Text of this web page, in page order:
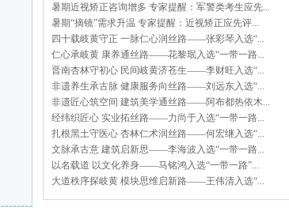
暑期近视矫正咨询增多 专家提醒：军警类考生应先...
暑期“摘镜”需求升温 专家提醒：近视矫正应先评...
四十载岐黄守正 一脉仁心润丝路——张彩琴入选“...
仁心承岐黄 康养通丝路——花黎珉入选“一带一路...
晋南杏林守初心 民间岐黄济苍生——李财旺入选“...
非遗养生承古脉 健康服务向丝路——刘远东入选“...
非遗匠心筑空间 建筑美学通丝路——阿布都热依木...
经纬织匠心 实业拓丝路——力尚于入选“一带一路...
扎根黑土守医心 杏林仁术润丝路——何宏继入选“...
文脉承古意 建筑启新思——李海波入选“一带一路...
以名载道 以文化养身——马铭鸿入选“一带一路”...
大道秩序探岐黄 模块思维启新路——王伟清入选“...